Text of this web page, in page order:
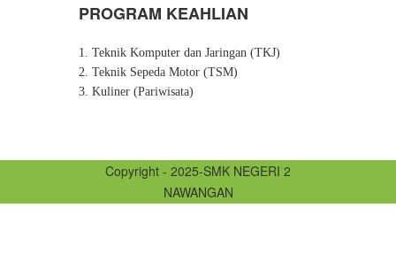
PROGRAM KEAHLIAN
1. Teknik Komputer dan Jaringan (TKJ)
2. Teknik Sepeda Motor (TSM)
3. Kuliner (Pariwisata)
Copyright - 2025-SMK NEGERI 2
NAWANGAN